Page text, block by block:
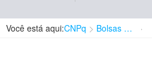
Você está aqui:CNPq Bolsas e Auxílios Vigentes